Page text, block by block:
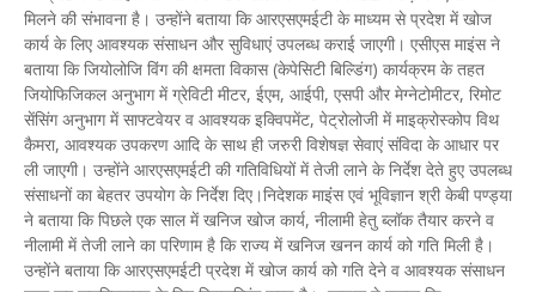
मिलने की संभावना है। उन्होंने बताया कि आरएसएमईटी के माध्यम से प्रदेश में खोज
कार्य के लिए आवश्यक संसाधन और सुविधाएं उपलब्ध कराई जाएगी। एसीएस माइंस ने
बताया कि जियोलोजि विंग की क्षमता विकास (केपेसिटी बिल्डिंग) कार्यक्रम के तहत
जियोफिजिकल अनुभाग में ग्रेविटी मीटर, ईएम, आईपी, एसपी और मेग्नेटोमीटर, रिमोट
सेंसिंग अनुभाग में साफ्टवेयर व आवश्यक इक्विपमेंट, पेट्रोलोजी में माइक्रोस्कोप विथ
कैमरा, आवश्यक उपकरण आदि के साथ ही जरुरी विशेषज्ञ सेवाएं संविदा के आधार पर
ली जाएगी। उन्होंने आरएसएमईटी की गतिविधियों में तेजी लाने के निर्देश देते हुए उपलब्ध
संसाधनों का बेहतर उपयोग के निर्देश दिए।निदेशक माइंंस एवं भूविज्ञान श्री केबी पण्ड्या
ने बताया कि पिछले एक साल में खनिज खोज कार्य, नीलामी हेतु ब्लॉक तैयार करने व
नीलामी में तेजी लाने का परिणाम है कि राज्य में खनिज खनन कार्य को गति मिली है।
उन्होंने बताया कि आरएसएमईटी प्रदेश में खोज कार्य को गति देने व आवश्यक संसाधन